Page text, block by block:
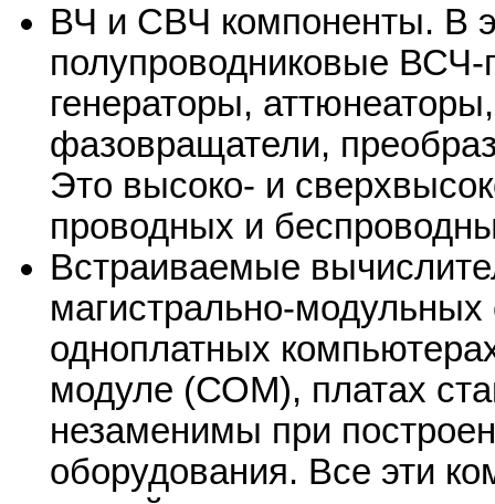
ВЧ и СВЧ компоненты. В
полупроводниковые
генераторы,
фазовращатели,
Это высоко- и
проводных и
Встраиваемые
магистрально-
одноплатных
модуле (СОМ), платах
незаменимы при
оборудования. Все эти